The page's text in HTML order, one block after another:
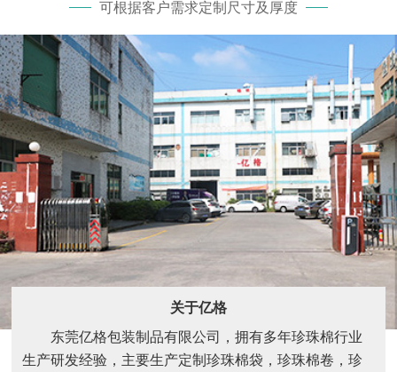
可根据客户需求定制尺寸及厚度
关于亿格
东莞亿格包装制品有限公司，拥有多年珍珠棉行业
生产研发经验，主要生产定制珍珠棉袋，珍珠棉卷，珍